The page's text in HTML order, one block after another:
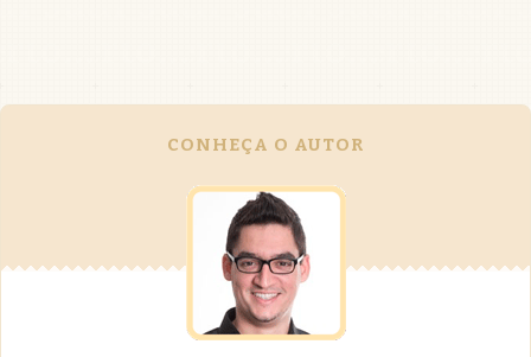
CONHEÇA O AUTOR